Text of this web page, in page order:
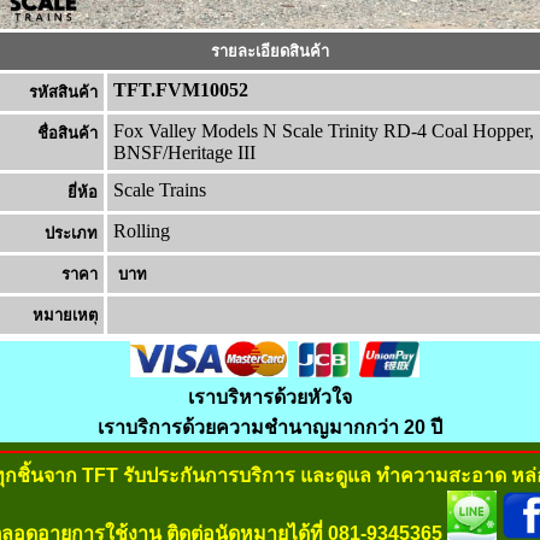
รายละเอียดสินค้า
รหัสสินค้า TFT.FVM10052
ชื่อสินค้า
Fox Valley Models N Scale Trinity RD-4 Coal Hopper,
BNSF/Heritage III
ยี่ห้อ Scale Trains
ประเภท Rolling
ราคา บาท
หมายเหต
เราบริหารด้วยหัวใจ
เราบริการด้วยความชำนาญมากกว่า 20 ปี
ชิ้นจาก TFT รับประกันการบริการ และดูแล ทำความสะอาด ห
อดอายุการใช้งาน ติดต่อนัดหมายได้ที่ 081-9345365